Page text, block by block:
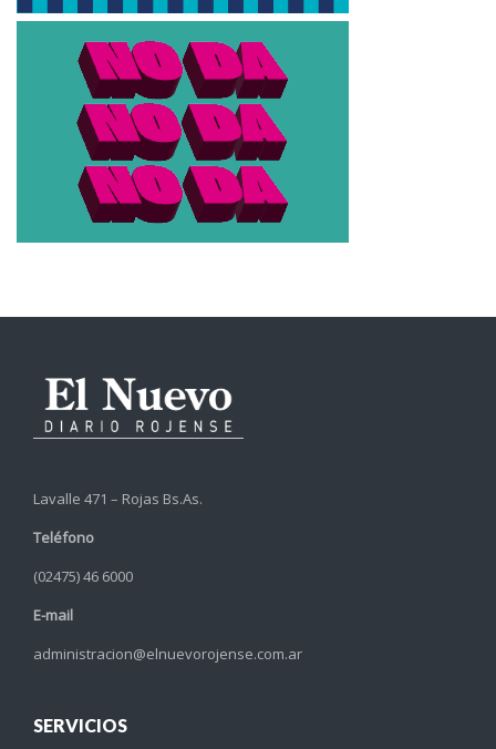
Lavalle 471 – Rojas Bs.As.
Teléfono
(02475) 46 6000
E-mail
administracion@elnuevorojense.com.ar
SERVICIOS